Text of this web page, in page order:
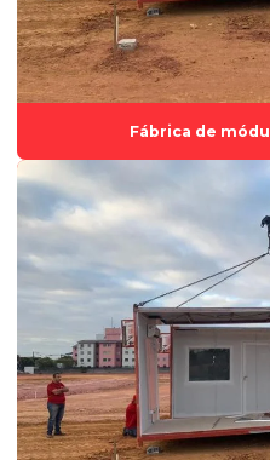
Empresa de aluguel módulos
Empresa de aluguel e venda de
Empresa de construção modular
Empresa de módulo
Empresa de venda de containers
Escritórios modulares
Fabrica de container
Fábrica de container espírito
Fábrica de estruturas modulares
Fábrica de